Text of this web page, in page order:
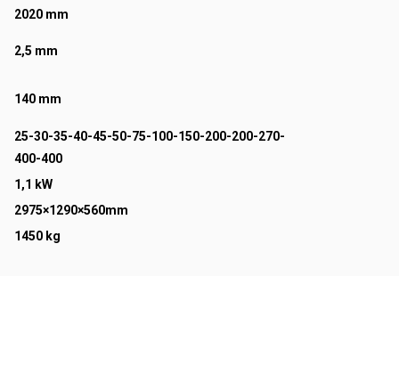
2020 mm
2,5 mm
140 mm
25-30-35-40-45-50-75-100-150-200-200-270-
400-400
1,1 kW
2975×1290×560mm
1450 kg